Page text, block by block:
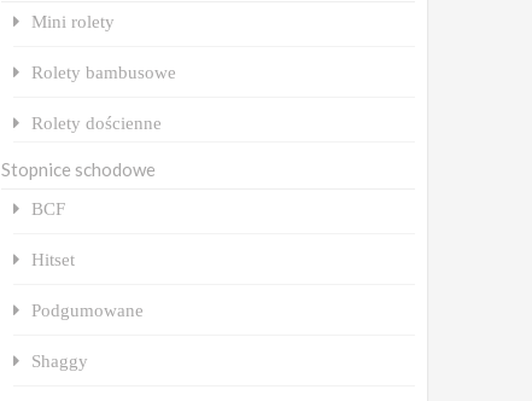
Mini rolety
Rolety bambusowe
Rolety dościenne
Stopnice schodowe
BCF
Hitset
Podgumowane
Shaggy